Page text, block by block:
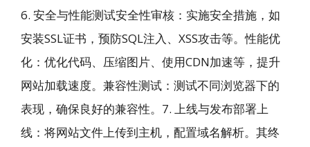
6. 安全与性能测试安全性审核：实施安全措施，如
安装SSL证书，预防SQL注入、XSS攻击等。性能优
化：优化代码、压缩图片、使用CDN加速等，提升
网站加载速度。兼容性测试：测试不同浏览器下的
表现，确保良好的兼容性。7. 上线与发布部署上
线：将网站文件上传到主机，配置域名解析。其终